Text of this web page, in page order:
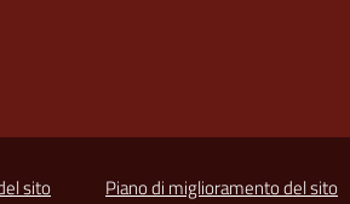
sito Piano di miglioramento del sito